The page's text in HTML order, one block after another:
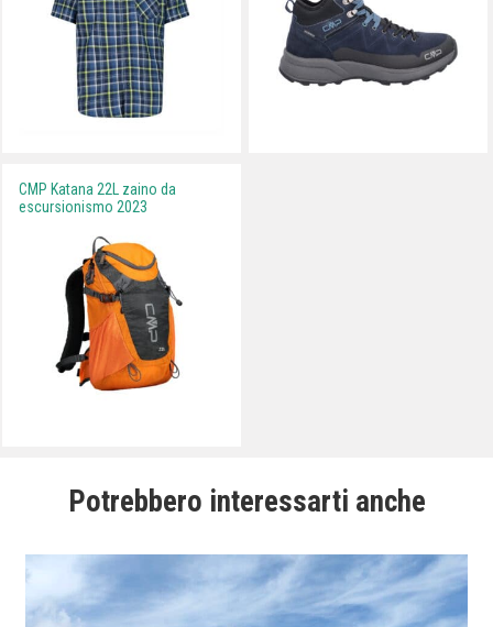
CMP Katana 22L zaino da
escursionismo 2023
Potrebbero interessarti anche